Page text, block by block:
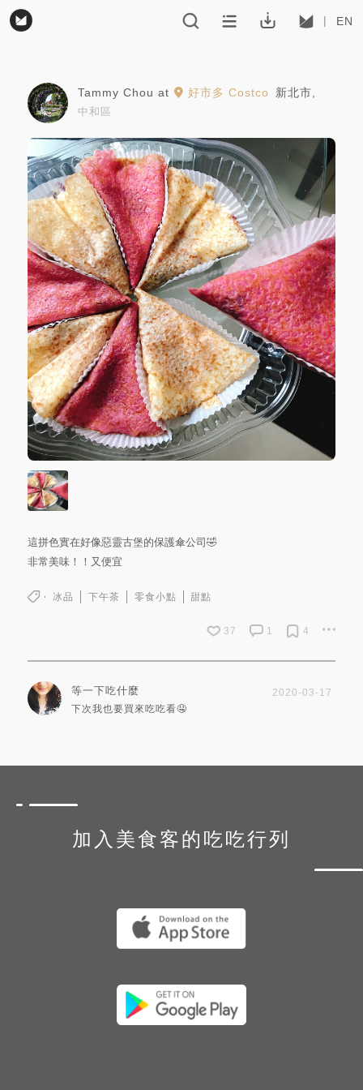
EN
Tammy Chou at 好市多 Costco 新北市
中和區
這拼色實在好像惡靈古堡的保護傘公司🤣
非常美味！！又便宜
冰品 下午茶 零食小點 甜點
37 1 4
等一下吃什麼
2020-03-17
下次我也要買來吃吃看🤤
加入美食客的吃吃行列